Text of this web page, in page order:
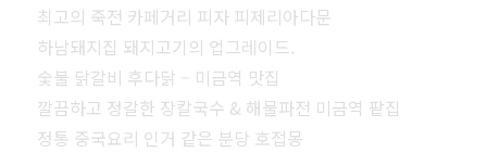
최고의 죽전 카페거리 피자 피제리아다문
하남돼지집 돼지고기의 업그레이드.
숯불 닭갈비 후다닭 – 미금역 맛집
깔끔하고 정갈한 장칼국수 & 해물파전 미금역 팥집
정통 중국요리 인거 같은 분당 호접몽